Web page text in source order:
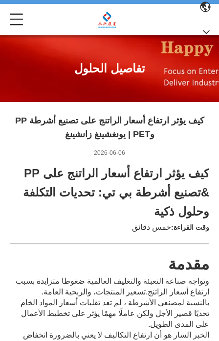
تفاصيل الحلول
كيف يؤثر ارتفاع أسعار الراتنج على تصنيع أشرطة PP
وPET | يونغشينغ زانشينغ
2026-06-06
كيف يؤثر ارتفاع أسعار الراتنج على PP
&تصنيع أشرطة بي تي: تحديات التكلفة
وحلول ذكية
وقت القراءة:خمس دقائق
مقدمة
وتواجه صناعة التعبئة والتغليف العالمية ضغوطا متزايدة بسبب
ارتفاع أسعار الراتنج.تسعير المنتجات، والربحية العامة.
بالنسبة لمصنعي الأشرطة ، لم تعد تقلبات أسعار المواد الخام
تحديًا قصير الأجل ولكن عاملًا مهمًا يؤثر على تخطيط الأعمال
على المدى الطويل.
الخبر السار هو أن ارتفاع التكاليف لا يعني بالضرورة انخفاض